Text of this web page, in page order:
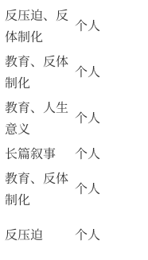
反压迫、反
体制化
个人
教育、反体
制化
个人
教育、人生
意义
个人
长篇叙事
个人
教育、反体
制化
个人
反压迫 个人